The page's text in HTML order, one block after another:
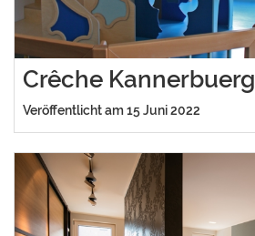
Crêche Kannerbuerg
Veröffentlicht am 15 Juni 2022